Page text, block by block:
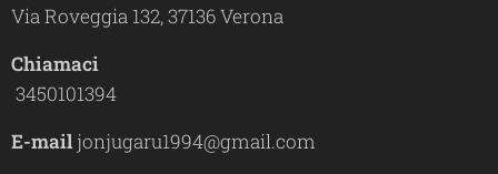
Via Roveggia 132, 37136 Verona
Chiamaci
3450101394
E-mail jonjugaru1994@gmail.com